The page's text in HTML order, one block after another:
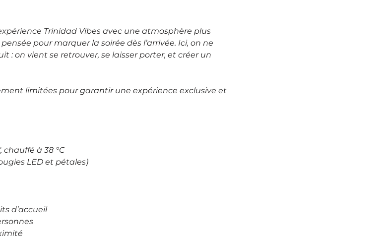
Trinidad Vibes avec une atmosphère plus
pour marquer la soirée dès l’arrivée. Ici, on ne
: on vient se retrouver, se laisser porter, et créer un
limitées pour garantir une expérience exclusive et
chauffé à 38 °C
LED et pétales)
d’accueil